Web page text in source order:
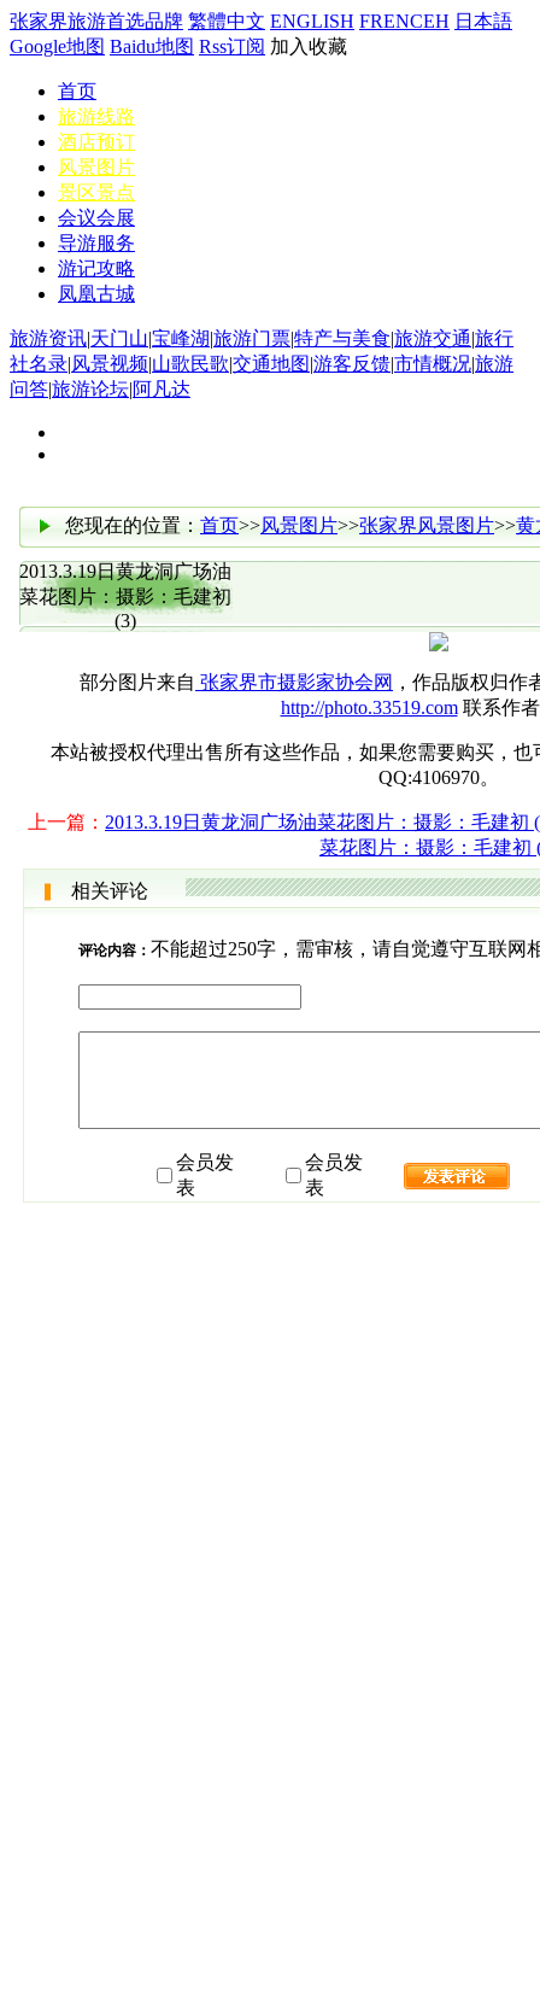
张家界旅游首选品牌 繁體中文 ENGLISH FRENCEH 日本語
Google地图 Baidu地图 Rss订阅 加入收藏
首页
旅游线路
酒店预订
风景图片
景区景点
会议会展
导游服务
游记攻略
凤凰古城
旅游资讯|天门山|宝峰湖|旅游门票|特产与美食|旅游交通|旅行
社名录|风景视频|山歌民歌|交通地图|游客反馈|市情概况|旅游
问答|旅游论坛|阿凡达
您现在的位置： 首页>>风景图片>>张家界风景图片>>黄
2013.3.19日黄龙洞广场油
菜花图片：摄影：毛建初
(3)
部分图片来自 张家界市摄影家协会网 ，作品版权归作
http://photo.33519.com联系作
本站被授权代理出售所有这些作品，如果您需要购买，也
QQ:4106970。
上一篇： 2013.3.19日黄龙洞广场油菜花图片：摄影：毛建初
菜花图片：摄影：毛建初
相关评论
评论内容： 不能超过250字，需审核，请自觉遵守互联网
会员发
表
会员发
表